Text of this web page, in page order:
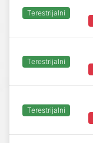
Terestrijalni
Terestrijalni
Terestrijalni